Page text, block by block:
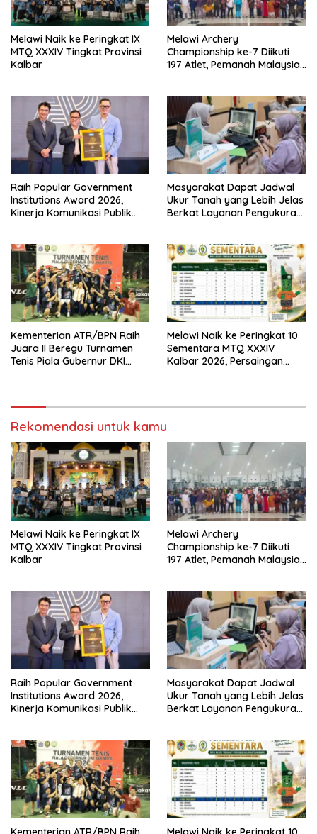
Melawi Naik ke Peringkat IX
MTQ XXXIV Tingkat Provinsi
Kalbar
Melawi Archery
Championship ke-7 Diikuti
197 Atlet, Pemanah Malaysia
Raih Popular Government
Institutions Award 2026,
Kinerja Komunikasi Publik
Masyarakat Dapat Jadwal
Ukur Tanah yang Lebih Jelas
Berkat Layanan Pengukuran
Kementerian ATR/BPN Raih
Juara II Beregu Turnamen
Tenis Piala Gubernur DKI
Melawi Naik ke Peringkat 10
Sementara MTQ XXXIV
Kalbar 2026, Persaingan
Rekomendasi untuk kamu
Melawi Naik ke Peringkat IX
MTQ XXXIV Tingkat Provinsi
Kalbar
Melawi Archery
Championship ke-7 Diikuti
197 Atlet, Pemanah Malaysia
Raih Popular Government
Institutions Award 2026,
Kinerja Komunikasi Publik
Masyarakat Dapat Jadwal
Ukur Tanah yang Lebih Jelas
Berkat Layanan Pengukuran